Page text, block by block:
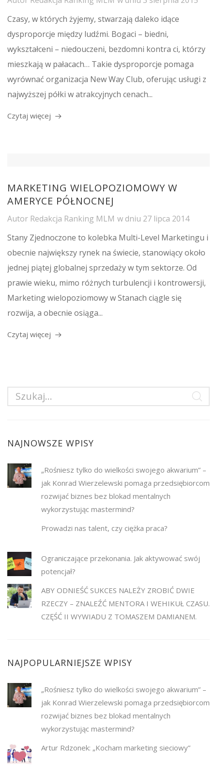
Czasy, w których żyjemy, stwarzają daleko idące
dysproporcje między ludźmi. Bogaci – biedni,
wykształceni – niedouczeni, bezdomni kontra ci, którzy
mieszkają w pałacach… Takie dysproporcje pomaga
wyrównać organizacja New Way Club, oferując usługi z
najwyższej półki w atrakcyjnych cenach...
Czytaj więcej
MARKETING WIELOPOZIOMOWY W
AMERYCE PÓŁNOCNEJ
Autor Redakcja Ranking MLM w dniu 27 lipca 2014
Stany Zjednoczone to kolebka Multi-Level Marketingu i
obecnie największy rynek na świecie, stanowiący około
jednej piątej globalnej sprzedaży w tym sektorze. Od
prawie wieku, mimo różnych turbulencji i kontrowersji,
Marketing wielopoziomowy w Stanach ciągle się
rozwija, a obecnie osiąga...
Czytaj więcej
NAJNOWSZE WPISY
„Rośniesz tylko do wielkości swojego akwarium” –
jak Konrad Wierzelewski pomaga przedsiębiorcom
rozwijać biznes bez blokad mentalnych
wykorzystując mastermind?
Prowadzi nas talent, czy ciężka praca?
Ograniczające przekonania. Jak aktywować swój
potencjał?
ABY ODNIEŚĆ SUKCES NALEŻY ZROBIĆ DWIE
RZECZY – ZNALEŹĆ MENTORA I WEHIKUŁ CZASU.
CZĘŚĆ II WYWIADU Z TOMASZEM DAMIANEM.
NAJPOPULARNIEJSZE WPISY
„Rośniesz tylko do wielkości swojego akwarium” –
jak Konrad Wierzelewski pomaga przedsiębiorcom
rozwijać biznes bez blokad mentalnych
wykorzystując mastermind?
Artur Rdzonek: „Kocham marketing sieciowy”